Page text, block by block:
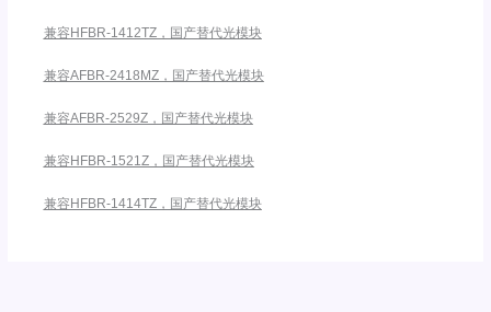
兼容HFBR-1412TZ，国产替代光模块
兼容AFBR-2418MZ，国产替代光模块
兼容AFBR-2529Z，国产替代光模块
兼容HFBR-1521Z，国产替代光模块
兼容HFBR-1414TZ，国产替代光模块